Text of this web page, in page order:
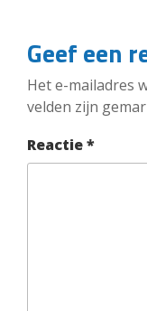
Geef een
Het e-mailadres
velden zijn
Reactie*